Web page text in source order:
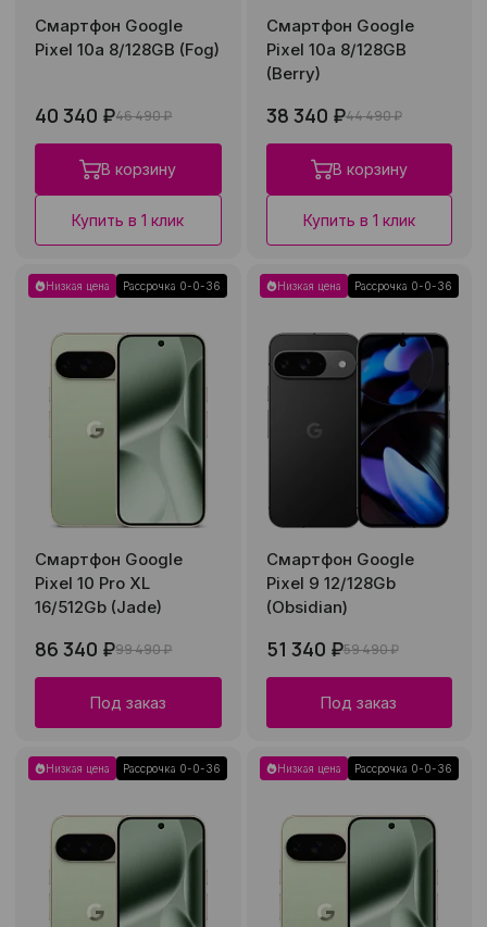
Смартфон Google
Pixel 10a 8/128GB (Fog)
40 340 ₽46 490 ₽
В корзину
Купить в 1 клик
Смартфон Google
Pixel 10a 8/128GB
(Berry)
38 340 ₽44 490 ₽
В корзину
Купить в 1 клик
Низкая цена Рассрочка 0-0-36
Смартфон Google
Pixel 10 Pro XL
16/512Gb (Jade)
86 340 ₽99 490 ₽
Под заказ
Низкая цена Рассрочка 0-0-36
Смартфон Google
Pixel 9 12/128Gb
(Obsidian)
51 340 ₽59 490 ₽
Под заказ
Низкая цена Рассрочка 0-0-36 Низкая цена Рассрочка 0-0-36